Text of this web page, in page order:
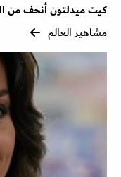
كيت ميدلتون أنحف من
مشاهير العالم